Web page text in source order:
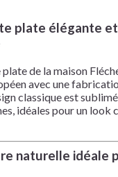
plate élégante et
de la maison
avec une
classique est
idéales pour un look
naturelle idéale